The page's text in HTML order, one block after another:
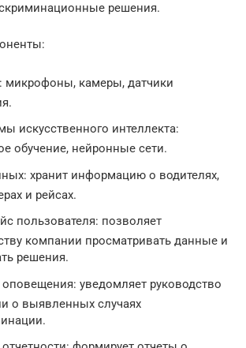
решения.
микрофоны, камеры, датчики
искусственного интеллекта:
обучение, нейронные сети.
хранит информацию о водителях,
и рейсах.
пользователя: позволяет
компании просматривать данные и
решения.
уведомляет руководство
о выявленных случаях